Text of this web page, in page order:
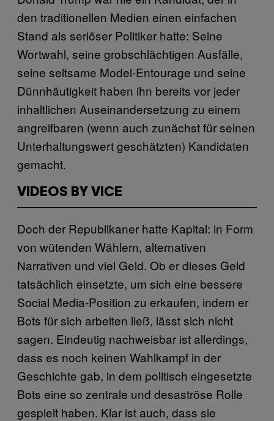
den traditionellen Medien einen einfachen
Stand als seriöser Politiker hatte: Seine
Wortwahl, seine grobschlächtigen Ausfälle,
seine seltsame Model-Entourage und seine
Dünnhäutigkeit haben ihn bereits vor jeder
inhaltlichen Auseinandersetzung zu einem
angreifbaren (wenn auch zunächst für seinen
Unterhaltungswert geschätzten) Kandidaten
gemacht.
VIDEOS BY VICE
Doch der Republikaner hatte Kapital: in Form
von wütenden Wählern, alternativen
Narrativen und viel Geld. Ob er dieses Geld
tatsächlich einsetzte, um sich eine bessere
Social Media-Position zu erkaufen, indem er
Bots für sich arbeiten ließ, lässt sich nicht
sagen. Eindeutig nachweisbar ist allerdings,
dass es noch keinen Wahlkampf in der
Geschichte gab, in dem politisch eingesetzte
Bots eine so zentrale und desaströse Rolle
gespielt haben. Klar ist auch, dass sie